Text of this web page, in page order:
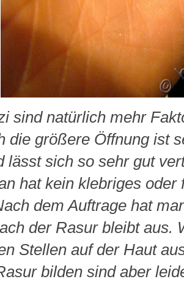
sind natürlich mehr
die größere Öffnung ist
lässt sich so sehr gut
hat kein klebriges
dem Auftrage hat
der Rasur bleibt aus.
Stellen auf der Haut
bilden sind aber